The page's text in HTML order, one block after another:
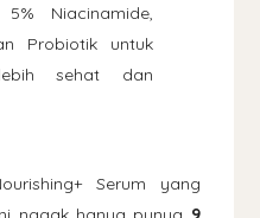
Niacinamide,
Probiotik untuk
sehat dan
Serum yang